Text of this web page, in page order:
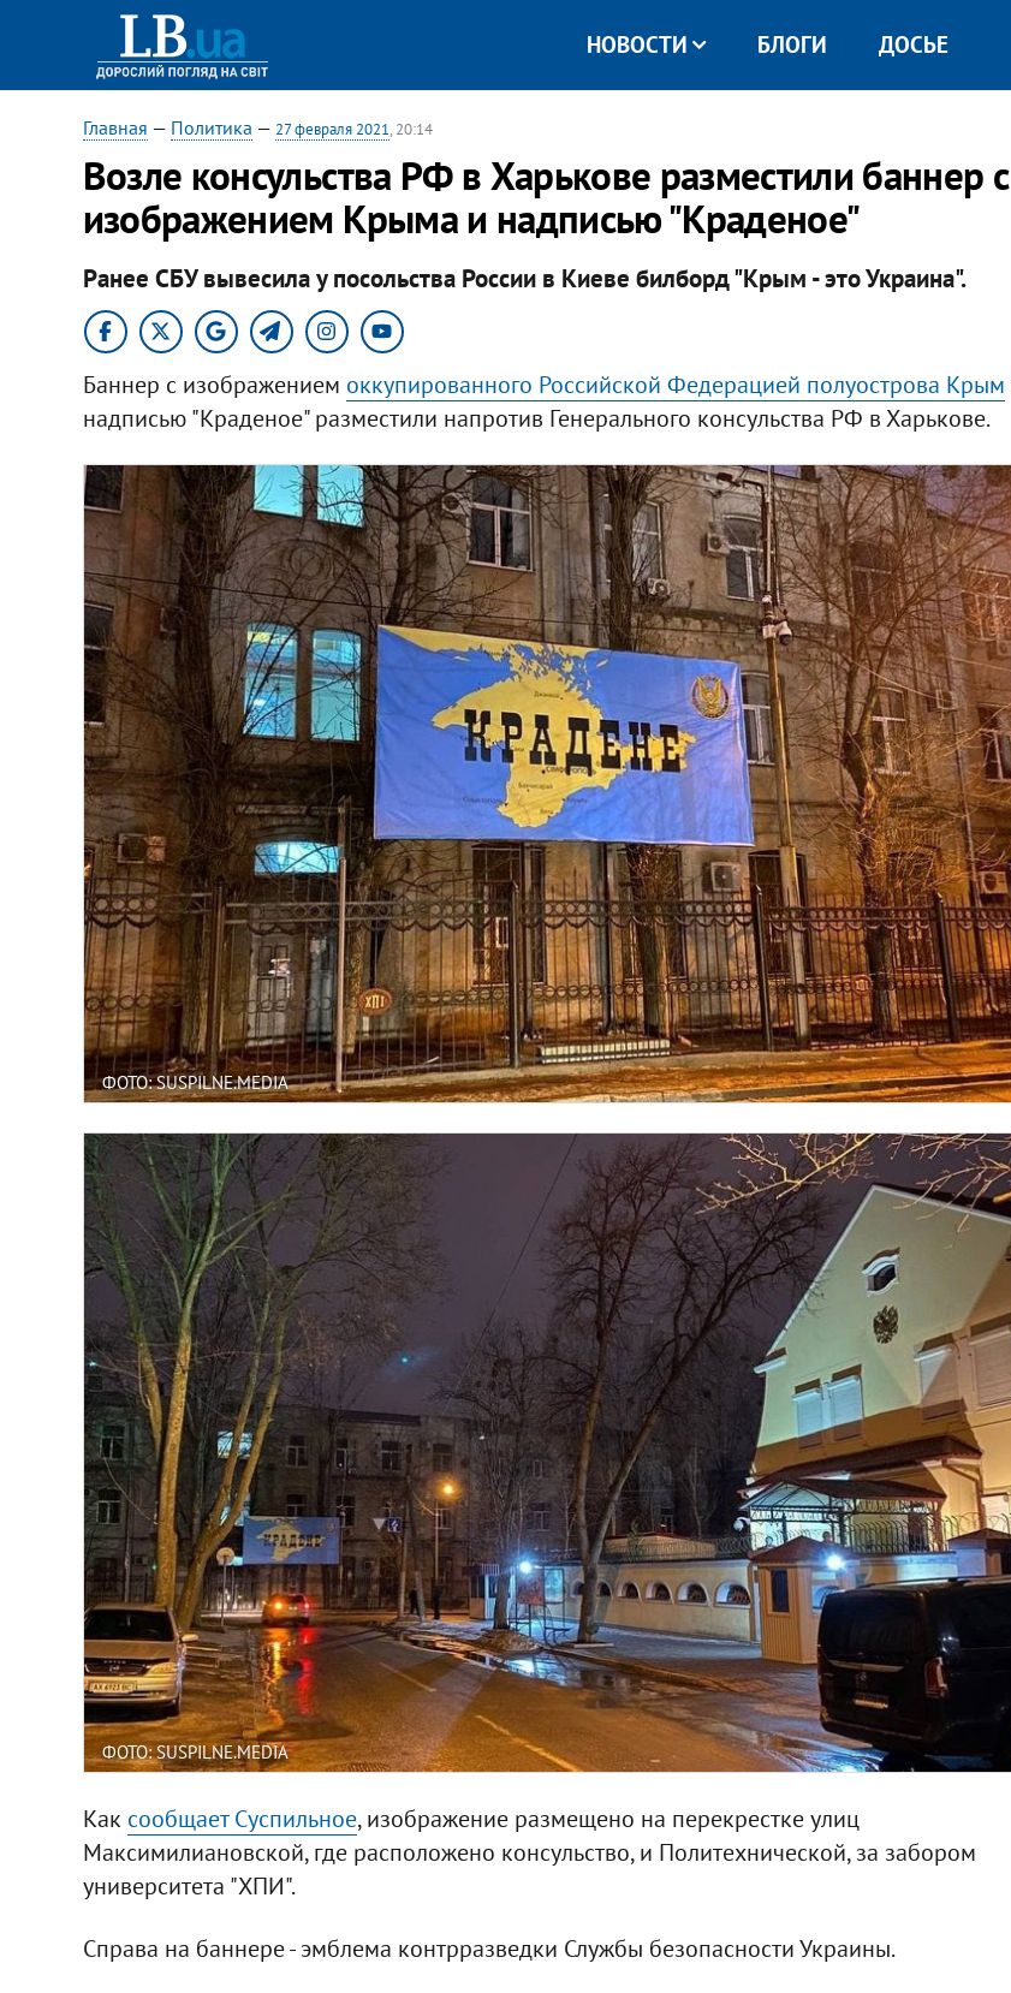
НОВОСТИ БЛОГИ ДОСЬЕ
Главная — Политика — 27 февраля 2021, 20:14
Возле консульства РФ в Харькове разместили баннер с
изображением Крыма и надписью "Краденое"
Ранее СБУ вывесила у посольства России в Киеве билборд "Крым - это Украина".
Баннер с изображением оккупированного Российской Федерацией полуострова Крым
надписью "Краденое" разместили напротив Генерального консульства РФ в Харькове.
ФОТО: SUSPILNE.MEDIA
ФОТО: SUSPILNE.MEDIA
Как сообщает Суспильное, изображение размещено на перекрестке улиц
Максимилиановской, где расположено консульство, и Политехнической, за забором
университета "ХПИ".
Справа на баннере - эмблема контрразведки Службы безопасности Украины.